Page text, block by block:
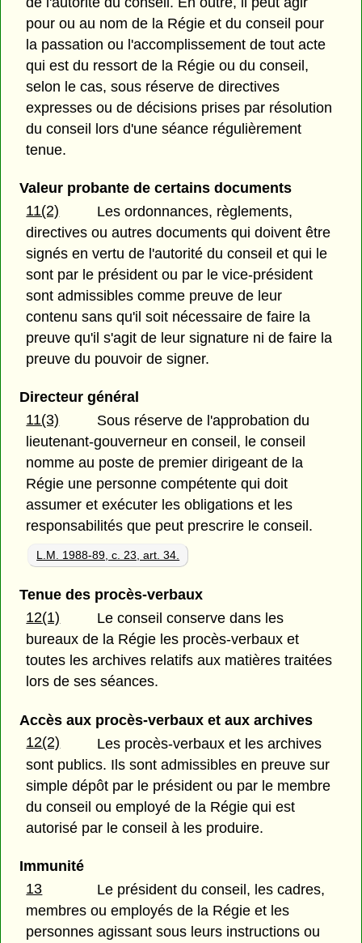
pour ou au nom de la Régie et du conseil pour
la passation ou l'accomplissement de tout acte
qui est du ressort de la Régie ou du conseil,
selon le cas, sous réserve de directives
expresses ou de décisions prises par résolution
du conseil lors d'une séance régulièrement
tenue.
Valeur probante de certains documents
11(2)
Les ordonnances, règlements,
directives ou autres documents qui doivent être
signés en vertu de l'autorité du conseil et qui le
sont par le président ou par le vice-président
sont admissibles comme preuve de leur
contenu sans qu'il soit nécessaire de faire la
preuve qu'il s'agit de leur signature ni de faire la
preuve du pouvoir de signer.
Directeur général
11(3)
Sous réserve de l'approbation du
lieutenant-gouverneur en conseil, le conseil
nomme au poste de premier dirigeant de la
Régie une personne compétente qui doit
assumer et exécuter les obligations et les
responsabilités que peut prescrire le conseil.
L.M. 1988-89, c. 23, art. 34.
Tenue des procès-verbaux
12(1)
Le conseil conserve dans les
bureaux de la Régie les procès-verbaux et
toutes les archives relatifs aux matières traitées
lors de ses séances.
Accès aux procès-verbaux et aux archives
12(2)
Les procès-verbaux et les archives
sont publics. Ils sont admissibles en preuve sur
simple dépôt par le président ou par le membre
du conseil ou employé de la Régie qui est
autorisé par le conseil à les produire.
Immunité
13
Le président du conseil, les cadres,
membres ou employés de la Régie et les
personnes agissant sous leurs instructions ou